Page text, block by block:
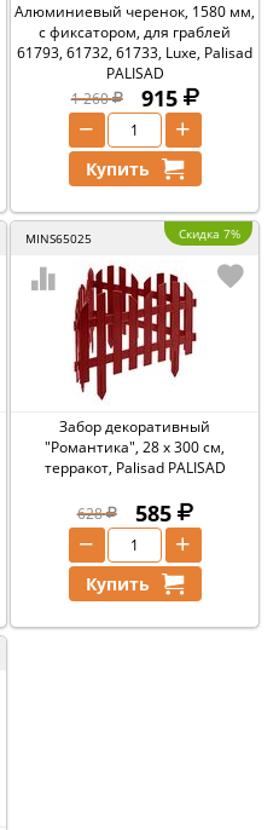
Алюминиевый черенок, 1580 мм,
с фиксатором, для граблей
61793, 61732, 61733, Luxe, Palisad
PALISAD
1 260
915
+
−
Купить
MINS65025 Скидка 7%
Забор декоративный
"Романтика", 28 х 300 см,
терракот, Palisad PALISAD
628 585
+
−
Купить